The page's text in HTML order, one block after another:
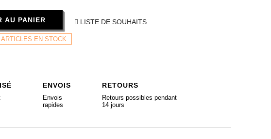
AU PANIER LISTE DE SOUHAITS
ARTICLES EN STOCK
ENVOIS
Envois
rapides
RETOURS
Retours possibles pendant
14 jours